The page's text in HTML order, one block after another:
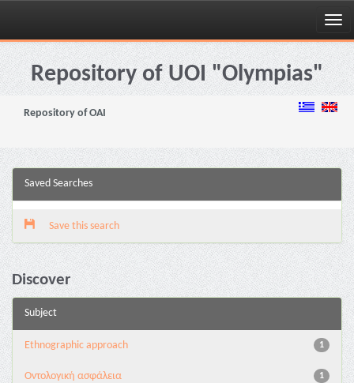
Skip
navigationRepository of UOI "Olympias"
Repository of OAI
Saved Searches
Save this search
Discover
Subject
1
Ethnographic approach
1
Oντολογική ασφάλεια